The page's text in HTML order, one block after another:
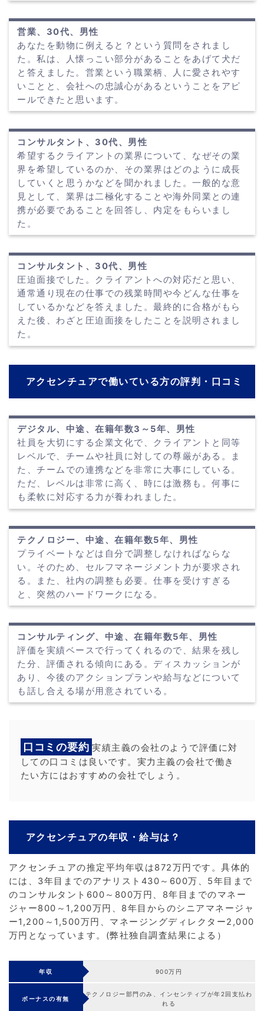
営業、30代、男性
あなたを動物に例えると？という質問をされまし
た。私は、人懐っこい部分があることをあげて犬だ
と答えました。営業という職業柄、人に愛されやす
いことと、会社への忠誠心があるということをアピ
ールできたと思います。
コンサルタント、30代、男性
希望するクライアントの業界について、なぜその業
界を希望しているのか、その業界はどのように成長
していくと思うかなどを聞かれました。一般的な意
見として、業界は二極化することや海外同業との連
携が必要であることを回答し、内定をもらいまし
た。
コンサルタント、30代、男性
圧迫面接でした。クライアントへの対応だと思い、
通常通り現在の仕事での残業時間や今どんな仕事を
しているかなどを答えました。最終的に合格がもら
えた後、わざと圧迫面接をしたことを説明されまし
た。
アクセンチュアで働いている方の評判・口コミ
デジタル、中途、在籍年数3～5年、男性
社員を大切にする企業文化で、クライアントと同等
レベルで、チームや社員に対しての尊厳がある。ま
た、チームでの連携などを非常に大事にしている。
ただ、レベルは非常に高く、時には激務も。何事に
も柔軟に対応する力が養われました。
テクノロジー、中途、在籍年数5年、男性
プライベートなどは自分で調整しなければならな
い。そのため、セルフマネージメント力が要求され
る。また、社内の調整も必要。仕事を受けすぎる
と、突然のハードワークになる。
コンサルティング、中途、在籍年数5年、男性
評価を実績ベースで行ってくれるので、結果を残し
た分、評価される傾向にある。ディスカッションが
あり、今後のアクションプランや給与などについて
も話し合える場が用意されている。
口コミの要約 実績主義の会社のようで評価に対
しての口コミは良いです。実力主義の会社で働き
たい方にはおすすめの会社でしょう。
アクセンチュアの年収・給与は？
アクセンチュアの推定平均年収は872万円です。具体的
には、3年目までのアナリスト430～600万、5年目まで
のコンサルタント600～800万円、8年目までのマネー
ジャー800～1,200万円、8年目からのシニアマネージャ
ー1,200～1,500万円、マネージングディレクター2,000
万円となっています。(弊社独自調査結果による）
年収 900万円
ボーナスの有無
テクノロジー部門のみ、インセンティブが年2回支払わ
れる